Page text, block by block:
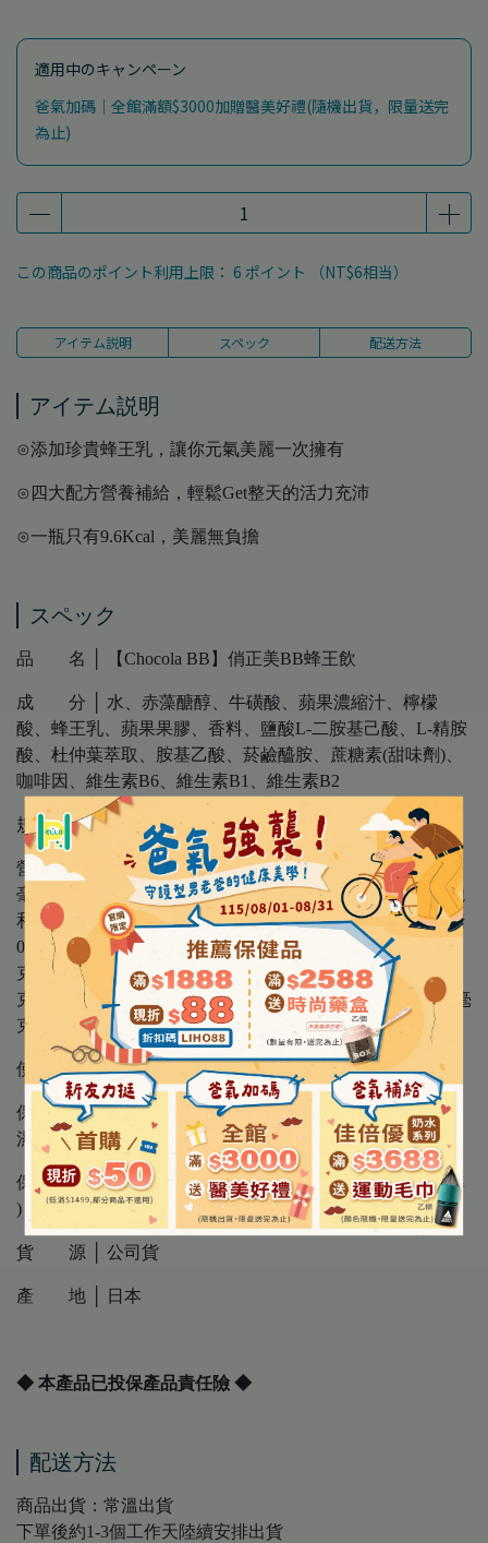
適用中のキャンペーン
爸氣加碼｜全館滿額$3000加贈醫美好禮(隨機出貨，限量送完
為止)
この商品のポイント利用上限： 6 ポイント （NT$6相当）
アイテム説明 スペック 配送方法
アイテム説明
⊙添加珍貴蜂王乳，讓你元氣美麗一次擁有
⊙四大配方營養補給，輕鬆Get整天的活力充沛
⊙一瓶只有9.6Kcal，美麗無負擔
スペック
品 名 │ 【Chocola BB】俏正美BB蜂王飲
成 分 │ 水、赤藻醣醇、牛磺酸、蘋果濃縮汁、檸檬
酸、蜂王乳、蘋果果膠、香料、鹽酸L-二胺基己酸、L-精胺
酸、杜仲葉萃取、胺基乙酸、菸鹼醯胺、蔗糖素(甜味劑)、
咖啡因、維生素B6、維生素B1、維生素B2
規 格 │ 50mL/罐 (10罐/盒)
營養標示 │ 蜂王乳300.0毫克、熱量9.6大卡、杜仲萃取60.0
毫克、咖啡因13.33毫克、蛋白質1.4公克、脂肪0.0公克、飽
和脂肪0.0公克、反式脂肪0.0公克、碳水化合物1.0公克、糖
0.4公克、鈉2.0毫克、赤藻糖醇2.5公克、牛磺酸1,500.0毫
克、離胺酸100.0毫克、L-精胺酸82.69毫克、甘胺酸50.0毫
克、菸鹼酸21.25毫克、維生素B21.88毫克、維生素B61.75毫
克、維生素B11.63毫克
使用方法 │ 每日1瓶，冰涼後飲用風味更佳。
保存方法 │ 請置於室內陰涼處，避免陽光直射、高溫及潮
濕環境
保存期限 │ 3年 ( 因每批效期可能不同,請以外包裝標示為準
)
貨 源 │ 公司貨
產 地 │ 日本
◆ 本產品已投保產品責任險 ◆
配送方法
商品出貨：常溫出貨
下單後約1-3個工作天陸續安排出貨